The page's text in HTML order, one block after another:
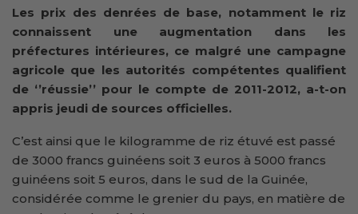
Les prix des denrées de base, notamment le riz
connaissent une augmentation dans les
préfectures intérieures, ce malgré une campagne
agricole que les autorités compétentes qualifient
de ‘’réussie’’ pour le compte de 2011-2012, a-t-on
appris jeudi de sources officielles.
C’est ainsi que le kilogramme de riz étuvé est passé
de 3000 francs guinéens soit 3 euros à 5000 francs
guinéens soit 5 euros, dans le sud de la Guinée,
considérée comme le grenier du pays, en matière de